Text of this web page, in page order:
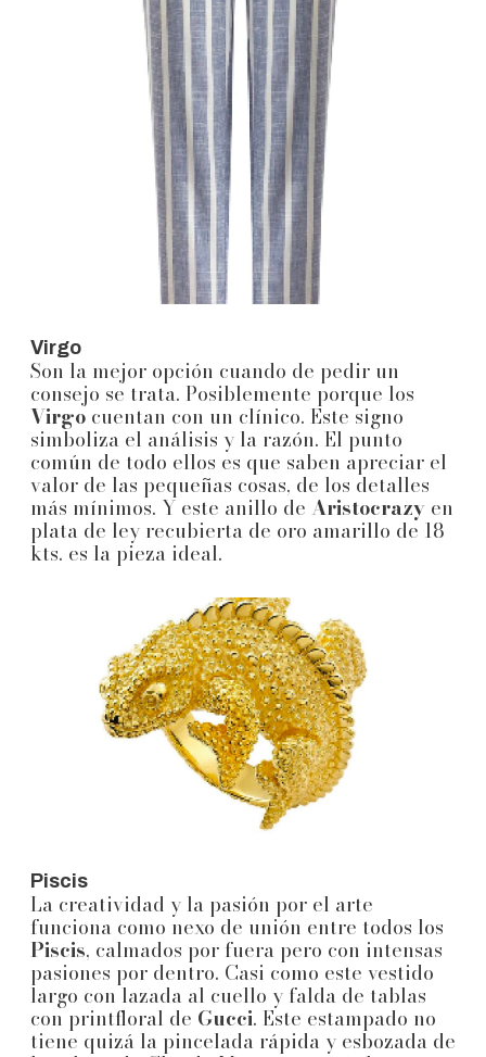
Virgo
Son la mejor opción cuando de pedir un
consejo se trata. Posiblemente porque los
Virgo cuentan con un clínico. Este signo
simboliza el análisis y la razón. El punto
común de todo ellos es que saben apreciar el
valor de las pequeñas cosas, de los detalles
más mínimos. Y este anillo de Aristocrazy en
plata de ley recubierta de oro amarillo de 18
kts. es la pieza ideal.
Piscis
La creatividad y la pasión por el arte
funciona como nexo de unión entre todos los
Piscis, calmados por fuera pero con intensas
pasiones por dentro. Casi como este vestido
largo con lazada al cuello y falda de tablas
con printfloral de Gucci. Este estampado no
tiene quizá la pincelada rápida y esbozada de